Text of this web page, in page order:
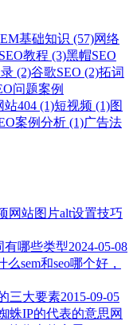
基础知识 (57)网络
SEO教程 (3)黑帽SEO
(2)谷歌SEO (2)拓词
问题案例
站404 (1)短视频 (1)图
案例分析 (1)广告法
网站图片alt设置技巧
有哪些类型2024-05-08
sem和seo哪个好，
三大要素2015-09-05
网